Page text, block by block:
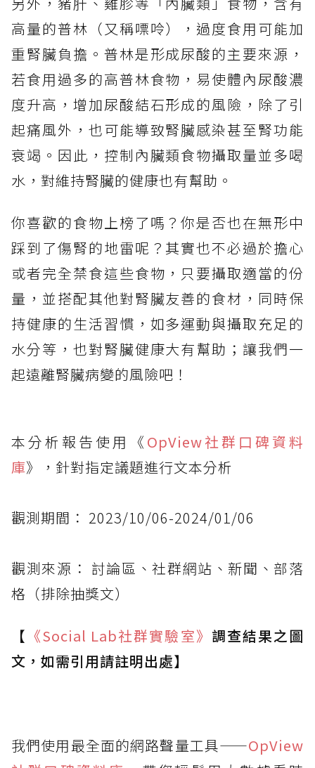
高量的普林（又稱嘌呤），過度食用可能加
重腎臟負擔。普林是形成尿酸的主要來源，
若食用過多的高普林食物，易使體內尿酸濃
度升高，增加尿酸結石形成的風險，除了引
起痛風外，也可能導致腎臟感染甚至腎功能
衰竭。因此，控制內臟類食物攝取量並多喝
水，對維持腎臟的健康也有幫助。
你喜歡的食物上榜了嗎？你是否也在無形中
踩到了傷腎的地雷呢？其實也不必過於擔心
或者完全禁食這些食物，只要攝取適當的份
量，並搭配其他對腎臟友善的食材，同時保
持健康的生活習慣，如多運動與攝取充足的
水分等，也對腎臟健康大有幫助；讓我們一
起遠離腎臟病變的風險吧！
本分析報告使用《 OpView社群口碑資料
庫》，針對指定議題進行文本分析
觀測期間： 2023/10/06-2024/01/06
觀測來源： 討論區、社群網站、新聞、部落
格（排除抽獎文）
【 《Social Lab社群實驗室》 調查結果之圖
文，如需引用請註明出處】
我們使用最全面的網路聲量工具——OpView